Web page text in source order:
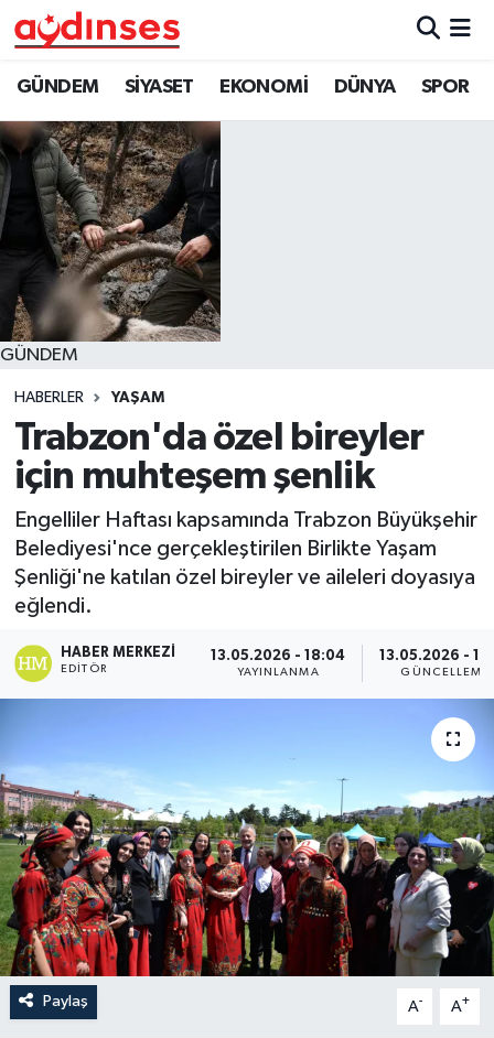
GÜNDEM SİYASET EKONOMİ DÜNYA SPOR
GÜNDEM
HABERLER YAŞAM
Trabzon'da özel bireyler
için muhteşem şenlik
Engelliler Haftası kapsamında Trabzon Büyükşehir
Belediyesi'nce gerçekleştirilen Birlikte Yaşam
Şenliği'ne katılan özel bireyler ve aileleri doyasıya
eğlendi.
HABER MERKEZI
EDITÖR
13.05.2026 - 18:04
YAYINLANMA
13.05.2026 -
GÜNCELLEME
Paylaş A- A+
GÜNDEM
SİYASET
EKONOMİ
DÜNYA
SPOR
MAGAZİN
YAŞAM
Nöbetçi Eczaneler
Hava Durumu
Aydin Namaz Vakitleri
Trafik Durumu
Süper Lig Puan Durumu ve Fikstür
Tüm Manşetler
Son Dakika Haberleri
Haber Arşivi